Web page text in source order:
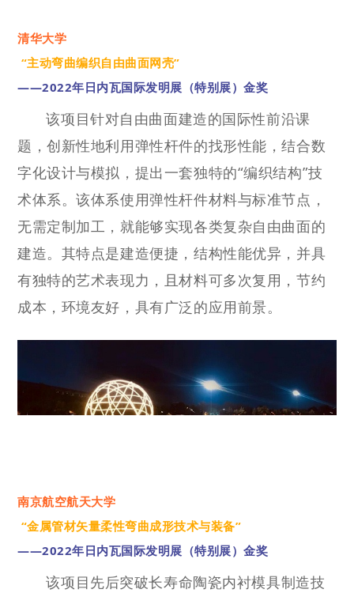
清华大学
“主动弯曲编织自由曲面网壳”
——2022年日内瓦国际发明展（特别展）金奖
该项目针对自由曲面建造的国际性前沿课
题，创新性地利用弹性杆件的找形性能，结合数
字化设计与模拟，提出一套独特的“编织结构”技
术体系。该体系使用弹性杆件材料与标准节点，
无需定制加工，就能够实现各类复杂自由曲面的
建造。其特点是建造便捷，结构性能优异，并具
有独特的艺术表现力，且材料可多次复用，节约
成本，环境友好，具有广泛的应用前景。
南京航空航天大学
“金属管材矢量柔性弯曲成形技术与装备”
——2022年日内瓦国际发明展（特别展）金奖
该项目先后突破长寿命陶瓷内衬模具制造技